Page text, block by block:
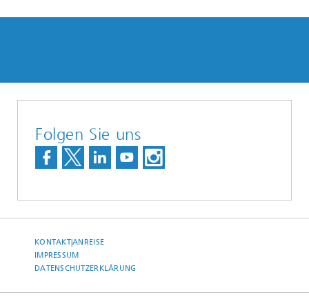
Folgen Sie uns
KONTAKT|ANREISE
IMPRESSUM
DATENSCHUTZERKLÄRUNG